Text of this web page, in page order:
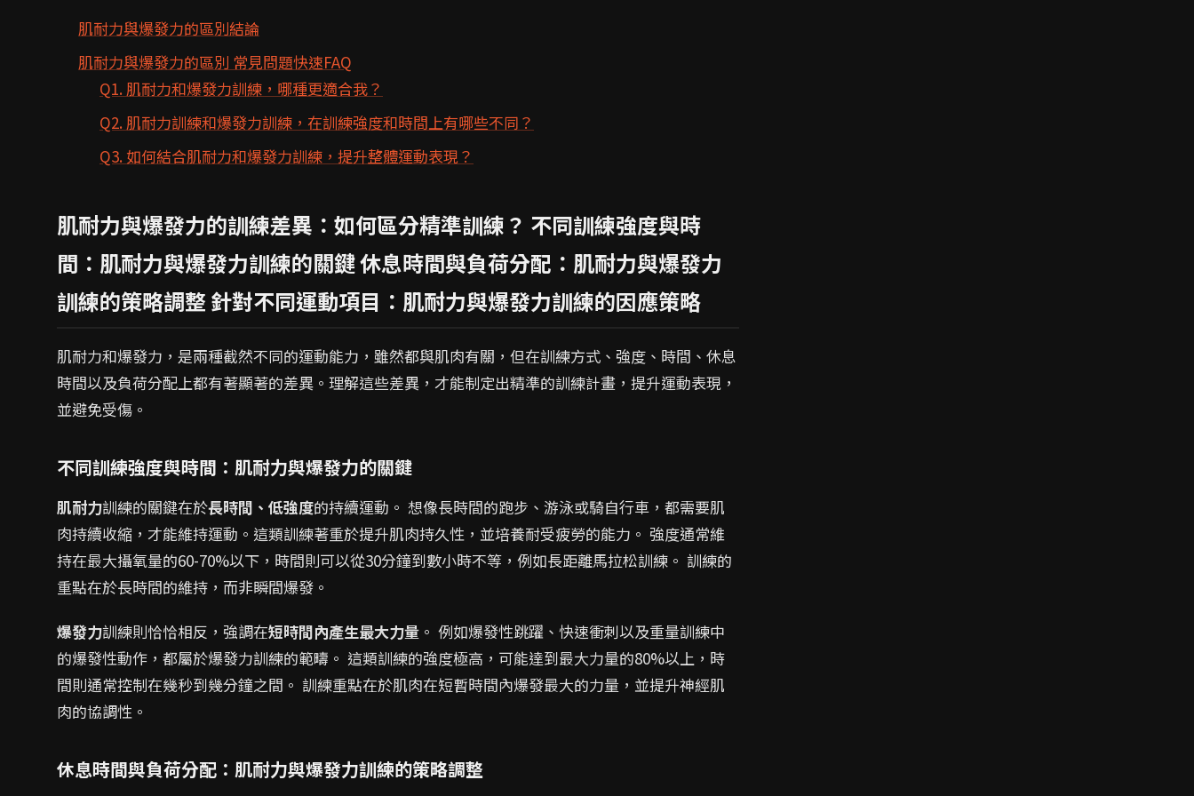
肌耐力與爆發力的區別結論
肌耐力與爆發力的區別 常見問題快速FAQ
Q1. 肌耐力和爆發力訓練，哪種更適合我？
Q2. 肌耐力訓練和爆發力訓練，在訓練強度和時間上有哪些不同？
Q3. 如何結合肌耐力和爆發力訓練，提升整體運動表現？
肌耐力與爆發力的訓練差異：如何區分精準訓練？ 不同訓練強度與時
間：肌耐力與爆發力訓練的關鍵 休息時間與負荷分配：肌耐力與爆發力
訓練的策略調整 針對不同運動項目：肌耐力與爆發力訓練的因應策略
肌耐力和爆發力，是兩種截然不同的運動能力，雖然都與肌肉有關，但在訓練方式、強度、時間、休息
時間以及負荷分配上都有著顯著的差異。理解這些差異，才能制定出精準的訓練計畫，提升運動表現，
並避免受傷。
不同訓練強度與時間：肌耐力與爆發力的關鍵
肌耐力訓練的關鍵在於長時間、低強度的持續運動。 想像長時間的跑步、游泳或騎自行車，都需要肌
肉持續收縮，才能維持運動。這類訓練著重於提升肌肉持久性，並培養耐受疲勞的能力。 強度通常維
持在最大攝氧量的60-70%以下，時間則可以從30分鐘到數小時不等，例如長距離馬拉松訓練。 訓練的
重點在於長時間的維持，而非瞬間爆發。
爆發力訓練則恰恰相反，強調在短時間內產生最大力量 。 例如爆發性跳躍、快速衝刺以及重量訓練中
的爆發性動作，都屬於爆發力訓練的範疇。 這類訓練的強度極高，可能達到最大力量的80%以上，時
間則通常控制在幾秒到幾分鐘之間。 訓練重點在於肌肉在短暫時間內爆發最大的力量，並提升神經肌
肉的協調性。
休息時間與負荷分配：肌耐力與爆發力訓練的策略調整